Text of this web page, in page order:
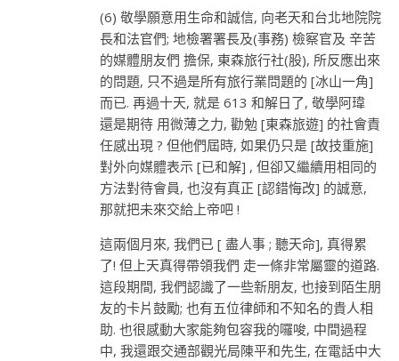
(6) 敬學願意用生命和誠信, 向老天和台北地院院
長和法官們; 地檢署署長及(事務) 檢察官及 辛苦
的媒體朋友們 擔保, 東森旅行社(股), 所反應出來
的問題, 只不過是所有旅行業問題的 [冰山一角]
而已. 再過十天, 就是 613 和解日了, 敬學阿瑋
還是期待 用微薄之力, 勸勉 [東森旅遊] 的社會責
任感出現 ? 但他們屆時, 如果仍只是 [故技重施]
對外向媒體表示 [已和解] , 但卻又繼續用相同的
方法對待會員, 也沒有真正 [認錯悔改] 的誠意,
那就把未來交給上帝吧 !
這兩個月來, 我們已 [ 盡人事 ; 聽天命], 真得累
了! 但上天真得帶領我們 走一條非常屬靈的道路.
這段期間, 我們認識了一些新朋友, 也接到陌生朋
友的卡片鼓勵; 也有五位律師和不知名的貴人相
助. 也很感動大家能夠包容我的囉唆, 中間過程
中, 我還跟交通部觀光局陳平和先生, 在電話中大